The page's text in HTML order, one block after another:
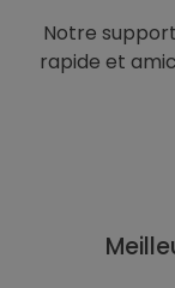
Notre
rapide et